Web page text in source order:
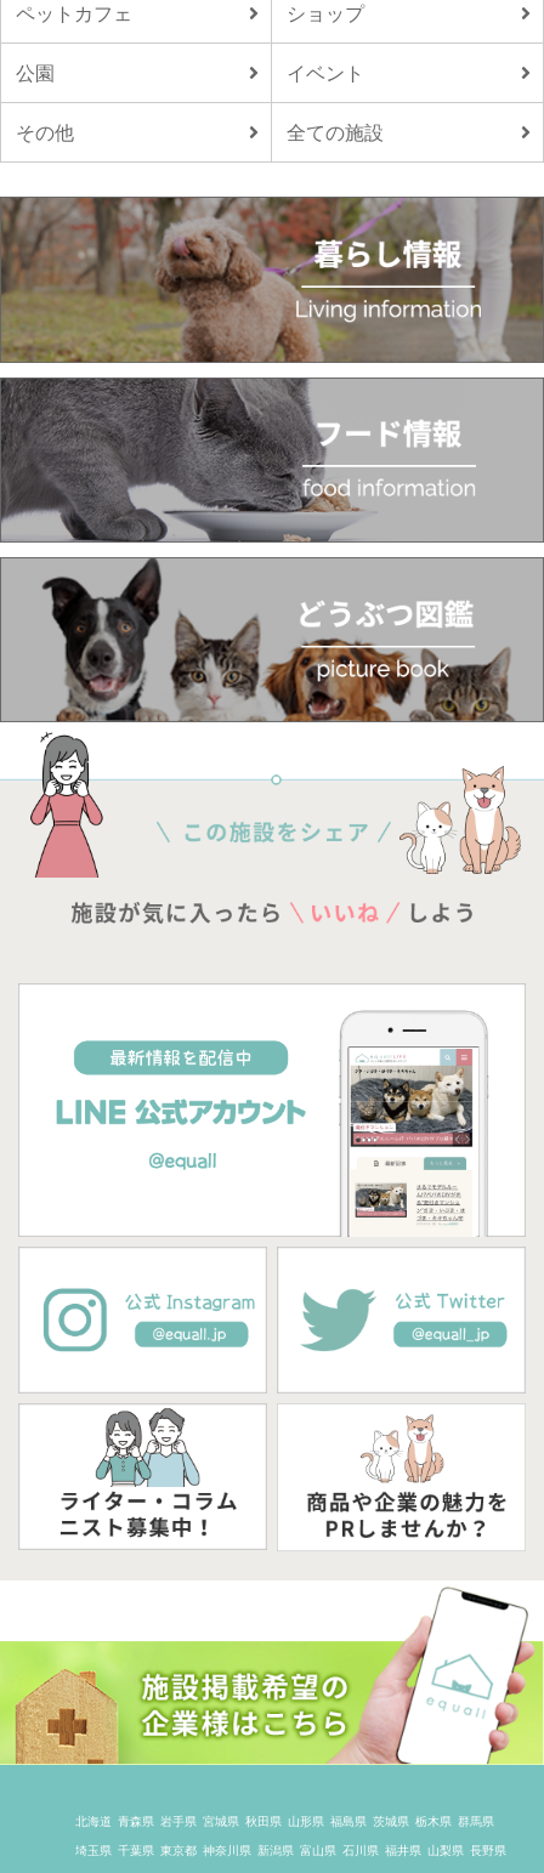
ペットカフェ ショップ
公園 イベント
その他 全ての施設
北海道 青森県 岩手県 宮城県 秋田県 山形県 福島県 茨城県 栃木県 群馬県
埼玉県 千葉県 東京都 神奈川県 新潟県 富山県 石川県 福井県 山梨県 長野県